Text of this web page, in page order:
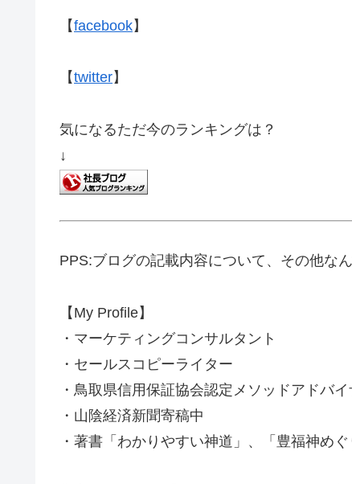
【facebook】
【twitter】
気になるただ今のランキングは？
↓
PPS:ブログの記載内容について、その他な
【My Profile】
・マーケティングコンサルタント
・セールスコピーライター
・鳥取県信用保証協会認定メソッドアドバイ
・山陰経済新聞寄稿中
・著書「わかりやすい神道」、「豊福神め